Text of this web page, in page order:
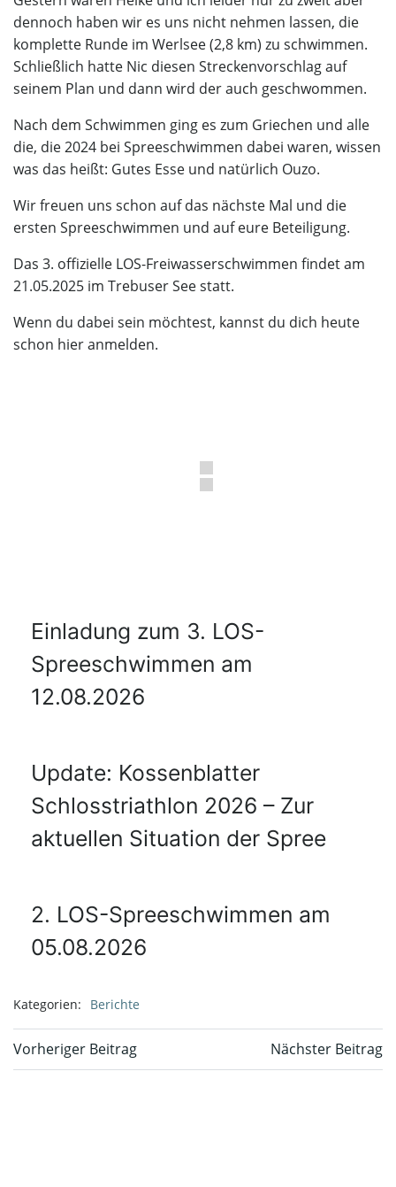
dennoch haben wir es uns nicht nehmen lassen, die
komplette Runde im Werlsee (2,8 km) zu schwimmen.
Schließlich hatte Nic diesen Streckenvorschlag auf
seinem Plan und dann wird der auch geschwommen.
Nach dem Schwimmen ging es zum Griechen und alle
die, die 2024 bei Spreeschwimmen dabei waren, wissen
was das heißt: Gutes Esse und natürlich Ouzo.
Wir freuen uns schon auf das nächste Mal und die
ersten Spreeschwimmen und auf eure Beteiligung.
Das 3. offizielle LOS-Freiwasserschwimmen findet am
21.05.2025 im Trebuser See statt.
Wenn du dabei sein möchtest, kannst du dich heute
schon hieranmelden.
Einladung zum 3. LOS-
Spreeschwimmen am
12.08.2026
Update: Kossenblatter
Schlosstriathlon 2026 – Zur
aktuellen Situation der Spree
2. LOS-Spreeschwimmen am
05.08.2026
Kategorien: Berichte
Beitragsnavigation
Vorheriger Beitrag Nächster Beitrag